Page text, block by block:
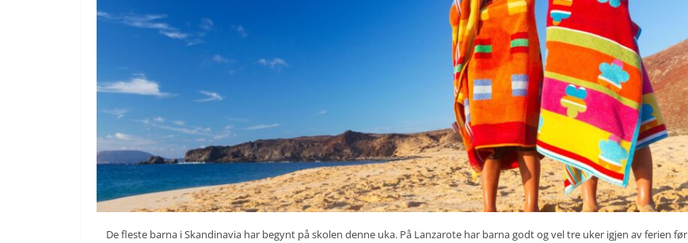
De fleste barna i Skandinavia har begynt på skolen denne uka. På Lanzarote har barna godt og vel tre uker igjen av ferien før